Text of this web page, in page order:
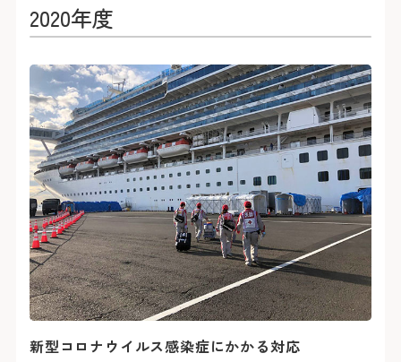
2020年度
新型コロナウイルス感染症にかかる対応